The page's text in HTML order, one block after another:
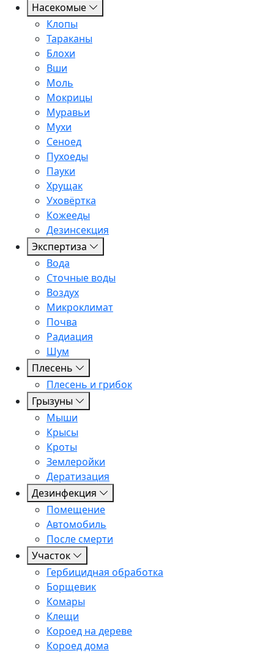
Насекомые
Клопы
Тараканы
Блохи
Вши
Моль
Мокрицы
Муравьи
Мухи
Сеноед
Пухоеды
Пауки
Хрущак
Уховёртка
Кожееды
Дезинсекция
Экспертиза
Вода
Сточные воды
Воздух
Микроклимат
Почва
Радиация
Шум
Плесень
Плесень и грибок
Грызуны
Мыши
Крысы
Кроты
Землеройки
Дератизация
Дезинфекция
Помещение
Автомобиль
После смерти
Участок
Гербицидная обработка
Борщевик
Комары
Клещи
Короед на дереве
Короед дома